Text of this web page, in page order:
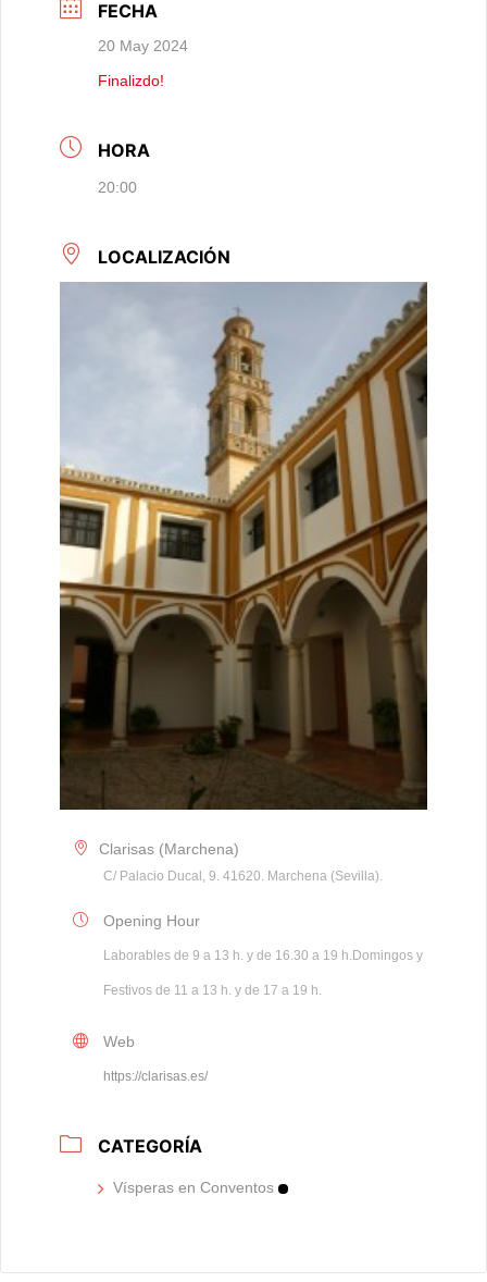
FECHA
20 May 2024
Finalizdo!
HORA
20:00
LOCALIZACIÓN
Clarisas (Marchena)
C/ Palacio Ducal, 9. 41620. Marchena (Sevilla).
Opening Hour
Laborables de 9 a 13 h. y de 16.30 a 19 h.Domingos y
Festivos de 11 a 13 h. y de 17 a 19 h.
Web
https://clarisas.es/
CATEGORÍA
Vísperas en Conventos